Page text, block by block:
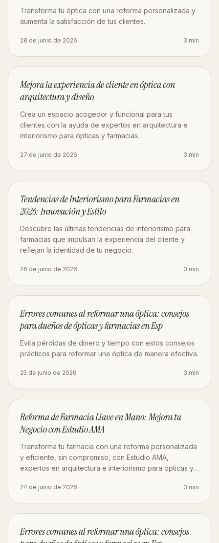
Transforma tu óptica con una reforma personalizada y
aumenta la satisfacción de tus clientes.
28 de junio de 2026 3 min
Mejora la experiencia de cliente en óptica con
arquitectura y diseño
Crea un espacio acogedor y funcional para tus
clientes con la ayuda de expertos en arquitectura e
interiorismo para ópticas y farmacias.
27 de junio de 2026 3 min
Tendencias de Interiorismo para Farmacias en
2026: Innovación y Estilo
Descubre las últimas tendencias de interiorismo para
farmacias que impulsan la experiencia del cliente y
reflejan la identidad de tu negocio.
26 de junio de 2026 3 min
Errores comunes al reformar una óptica: consejos
para dueños de ópticas y farmacias en Esp
Evita pérdidas de dinero y tiempo con estos consejos
prácticos para reformar una óptica de manera efectiva.
25 de junio de 2026 3 min
Reforma de Farmacia Llave en Mano: Mejora tu
Negocio con Estudio AMA
Transforma tu farmacia con una reforma personalizada
y eficiente, sin compromiso, con Estudio AMA,
expertos en arquitectura e interiorismo para ópticas y
24 de junio de 2026 3 min
Errores comunes al reformar una óptica: consejos